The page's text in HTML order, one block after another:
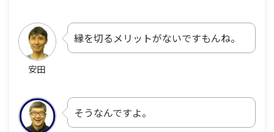
安田
縁を切るメリットがないですもんね。
そうなんですよ。